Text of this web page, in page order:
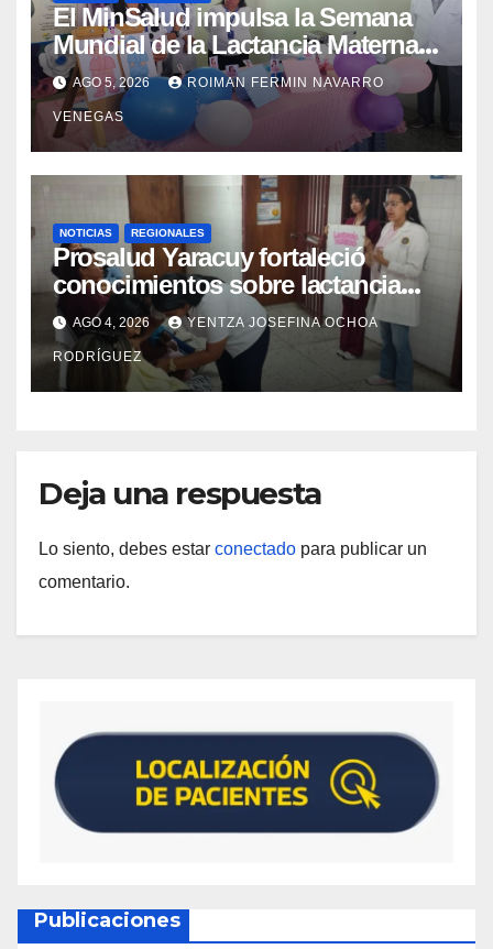
El MinSalud impulsa la Semana
Mundial de la Lactancia Materna
con un despliegue comunitario
en Cojedes Mérida y Yaracuy
AGO 5, 2026 ROIMAN FERMIN NAVARRO
VENEGAS
NOTICIAS REGIONALES
Prosalud Yaracuy fortaleció
conocimientos sobre lactancia
materna en la red de ASIC
AGO 4, 2026 YENTZA JOSEFINA OCHOA
RODRÍGUEZ
Deja una respuesta
Lo siento, debes estar conectado para publicar un
comentario.
Publicaciones